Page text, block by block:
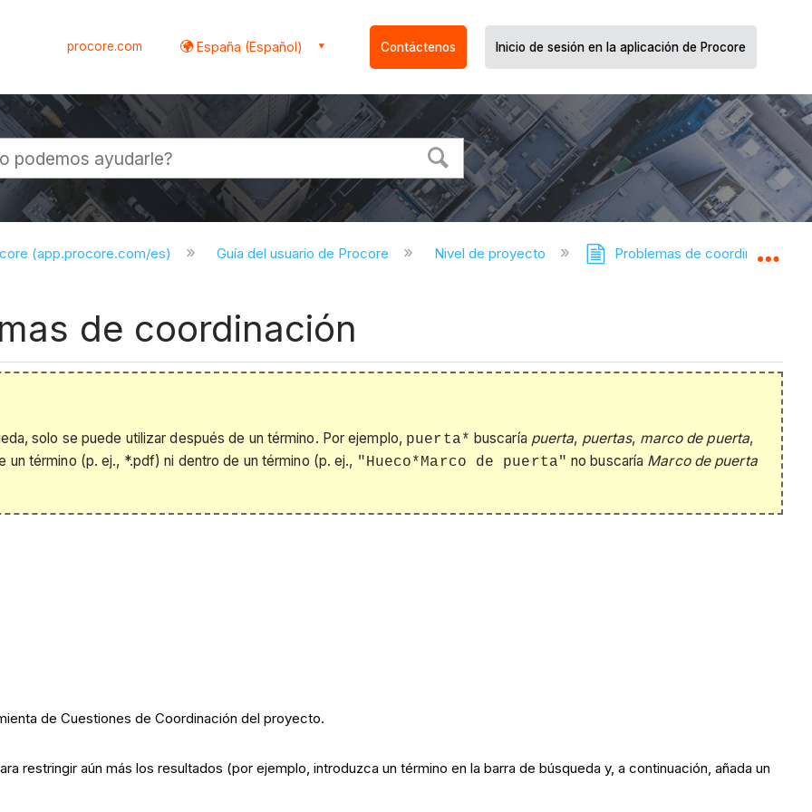
procore.com España (Español) Contáctenos Inicio de sesión en la aplicación de Procore
(app.procore.com/es) Guía del usuario de Procore Nivel de proyecto Problemas de coordinación
de coordinación
solo se puede utilizar después de un término. Por ejemplo, puerta* buscaría puerta, puertas, marco de puerta,
un término (p. ej., *.pdf) ni dentro de un término (p. ej., "Hueco*Marco de puerta" no buscaría Marco de puerta
de Cuestiones de Coordinación del proyecto.
restringir aún más los resultados (por ejemplo, introduzca un término en la barra de búsqueda y, a continuación, añada un